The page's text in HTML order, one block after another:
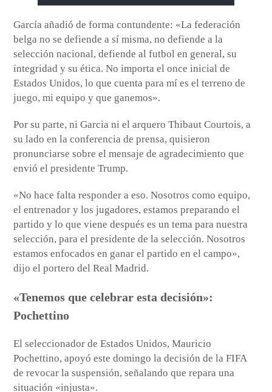
García añadió de forma contundente: «La federación
belga no se defiende a sí misma, no defiende a la
selección nacional, defiende al futbol en general, su
integridad y su ética. No importa el once inicial de
Estados Unidos, lo que cuenta para mí es el terreno de
juego, mi equipo y que ganemos».
Por su parte, ni Garcia ni el arquero Thibaut Courtois, a
su lado en la conferencia de prensa, quisieron
pronunciarse sobre el mensaje de agradecimiento que
envió el presidente Trump.
«No hace falta responder a eso. Nosotros como equipo,
el entrenador y los jugadores, estamos preparando el
partido y lo que viene después es un tema para nuestra
selección, para el presidente de la selección. Nosotros
estamos enfocados en ganar el partido en el campo»,
dijo el portero del Real Madrid.
«Tenemos que celebrar esta decisión»:
Pochettino
El seleccionador de Estados Unidos, Mauricio
Pochettino, apoyó este domingo la decisión de la FIFA
de revocar la suspensión, señalando que repara una
situación «injusta».